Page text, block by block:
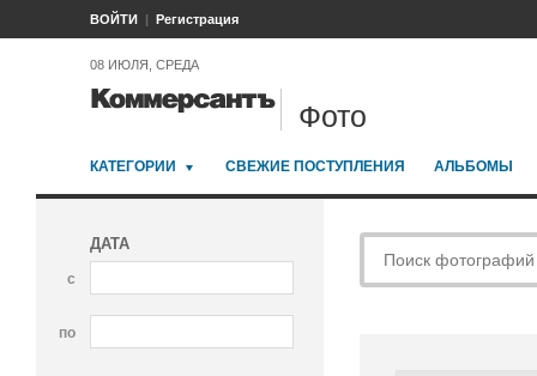
ВОЙТИ Регистрация
08 ИЮЛЯ, СРЕДА
Фото
КАТЕГОРИИ СВЕЖИЕ ПОСТУПЛЕНИЯ АЛЬБОМЫ
ДАТА
с
по